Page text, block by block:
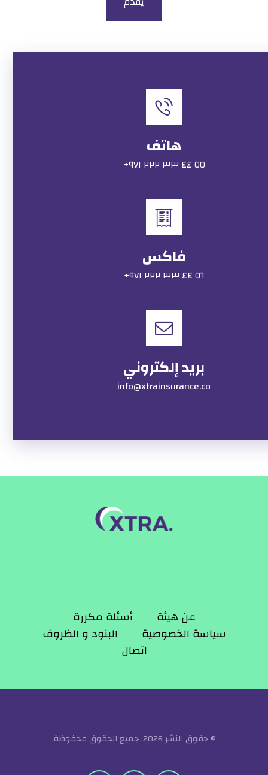
هاتف
٥٥ ٤٤ ٣٣ ٢٢٢ ٩٧١+
فاكس
٥٦ ٤٤ ٣٣ ٢٢٢ ٩٧١+
بريد إلكتروني
info@xtrainsurance.co
عن هيئة
أسئلة مكررة
سياسة الخصوصية
البنود و الظروف
اتصال
© حقوق النشر 2026. جميع الحقوق محفوظة.